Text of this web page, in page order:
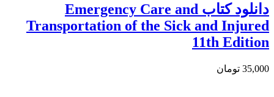
دانلود کتاب Emergency Care and
Transportation of the Sick and Injured
11th Edition
35,000 تومان